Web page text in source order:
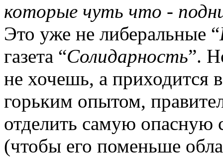
которые чуть что -
Это уже не либеральные “
газета “Солидарность”.
не хочешь, а приходится
горьким опытом,
отделить самую опасную
(чтобы его поменьше